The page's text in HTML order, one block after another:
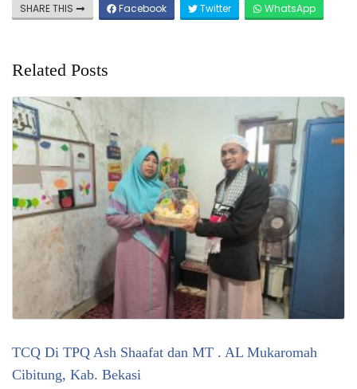
SHARE THIS Facebook Twitter WhatsApp
Related Posts
TCQ Di TPQ Ash Shaafat dan MT . AL Mukaromah
Cibitung, Kab. Bekasi